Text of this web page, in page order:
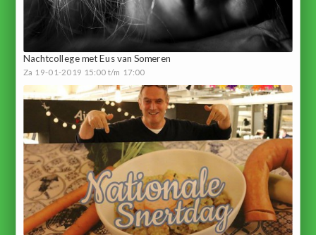
Nachtcollege met Eus van Someren
Za 19-01-2019 15:00 t/m 17:00